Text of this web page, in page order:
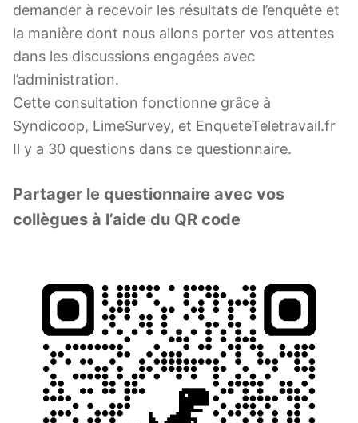
demander à recevoir les résultats de l’enquête et
la manière dont nous allons porter vos attentes
dans les discussions engagées avec
l’administration.
Cette consultation fonctionne grâce à
Syndicoop, LimeSurvey, et EnqueteTeletravail.fr
Il y a 30 questions dans ce questionnaire.
Partager le questionnaire avec vos
collègues à l’aide du QR code